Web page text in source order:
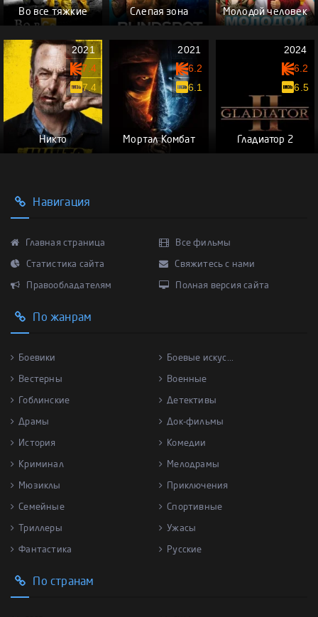
Во все тяжкие Слепая зона Молодой человек
Никто
2021
7.4
7.4
Мортал Комбат
2021
6.2
6.1
Гладиатор 2
2024
6.2
6.5
Навигация
Главная страница Все фильмы
Статистика сайта Свяжитесь с нами
Правообладателям Полная версия сайта
По жанрам
Боевики Боевые искус...
Вестерны Военные
Гоблинские Детективы
Драмы Док-фильмы
История Комедии
Криминал Мелодрамы
Мюзиклы Приключения
Семейные Спортивные
Триллеры Ужасы
Фантастика Русские
По странам